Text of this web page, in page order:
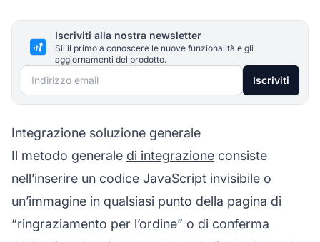
Iscriviti alla nostra newsletter
Sii il primo a conoscere le nuove funzionalità e gli
aggiornamenti del prodotto.
Indirizzo email Iscriviti
Integrazione soluzione generale
Il metodo generale di integrazione consiste
nell’inserire un codice JavaScript invisibile o
un’immagine in qualsiasi punto della pagina di
“ringraziamento per l’ordine” o di conferma